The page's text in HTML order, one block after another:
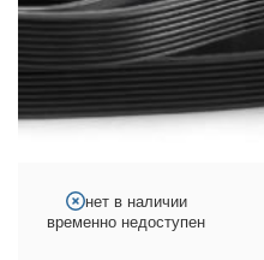
нет в наличии
временно недоступен